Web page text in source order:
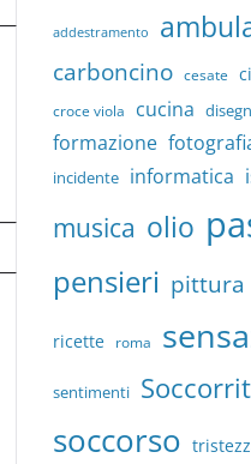
addestramento
carboncino cesate
croce viola cucina
formazione
incidente informatica
musica olio
pensieri pittura
ricette roma
sentimenti
soccorso